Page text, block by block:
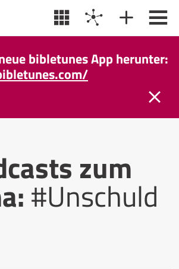
bibletunes App herunter:
zum
#Unschuld